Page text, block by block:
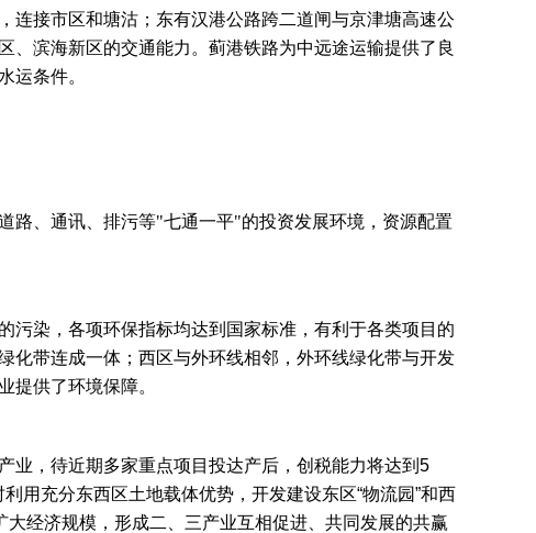
连接市区和塘沽；东有汉港公路跨二道闸与京津塘高速公
、滨海新区的交通能力。蓟港铁路为中远途运输提供了良
运条件。
路、通讯、排污等"七通一平"的投资发展环境，资源配置
污染，各项环保指标均达到国家标准，有利于各类项目的
化带连成一体；西区与外环线相邻，外环线绿化带与开发
提供了环境保障。
业，待近期多家重点项目投达产后，创税能力将达到5
用充分东西区土地载体优势，开发建设东区“物流园”和西
经济规模，形成二、三产业互相促进、共同发展的共赢